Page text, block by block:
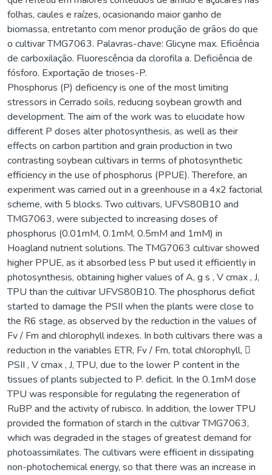
folhas, caules e raízes, ocasionando maior ganho de
biomassa, entretanto com menor produção de grãos do que
o cultivar TMG7063. Palavras-chave: Glicyne max. Eficiência
de carboxilação. Fluorescência da clorofila a. Deficiência de
fósforo. Exportação de trioses-P.
Phosphorus (P) deficiency is one of the most limiting
stressors in Cerrado soils, reducing soybean growth and
development. The aim of the work was to elucidate how
different P doses alter photosynthesis, as well as their
effects on carbon partition and grain production in two
contrasting soybean cultivars in terms of photosynthetic
efficiency in the use of phosphorus (PPUE). Therefore, an
experiment was carried out in a greenhouse in a 4x2 factorial
scheme, with 5 blocks. Two cultivars, UFVS80B10 and
TMG7063, were subjected to increasing doses of
phosphorus (0.01mM, 0.1mM, 0.5mM and 1mM) in
Hoagland nutrient solutions. The TMG7063 cultivar showed
higher PPUE, as it absorbed less P but used it efficiently in
photosynthesis, obtaining higher values of A, g s , V cmax , J,
TPU than the cultivar UFVS80B10. The phosphorus deficit
started to damage the PSII when the plants were close to
the R6 stage, as observed by the reduction in the values of
Fv / Fm and chlorophyll indexes. In both cultivars there was a
reduction in the variables ETR, Fv / Fm, total chlorophyll, 
PSII , V cmax , J, TPU, due to the lower P content in the
tissues of plants subjected to P. deficit. In the 0.1mM dose
TPU was responsible for regulating the regeneration of
RuBP and the activity of rubisco. In addition, the lower TPU
provided the formation of starch in the cultivar TMG7063,
which was degraded in the stages of greatest demand for
photoassimilates. The cultivars were efficient in dissipating
non-photochemical energy, so that there was an increase in